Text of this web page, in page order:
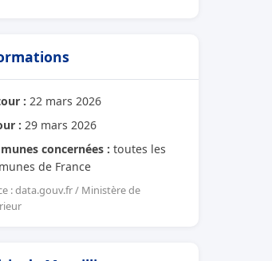
: 22 mars 2026
: 29 mars 2026
concernées : toutes les
de France
: data.gouv.fr / Ministère de